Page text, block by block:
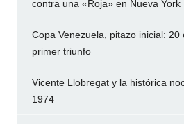
contra una «Roja» en Nueva York
Copa Venezuela, pitazo inicial:
primer triunfo
Vicente Llobregat y la histórica
1974